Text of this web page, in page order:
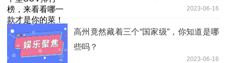
2023-06-16
高州竟然藏着三个“国家级”，你知道是哪
些吗？
2023-06-16